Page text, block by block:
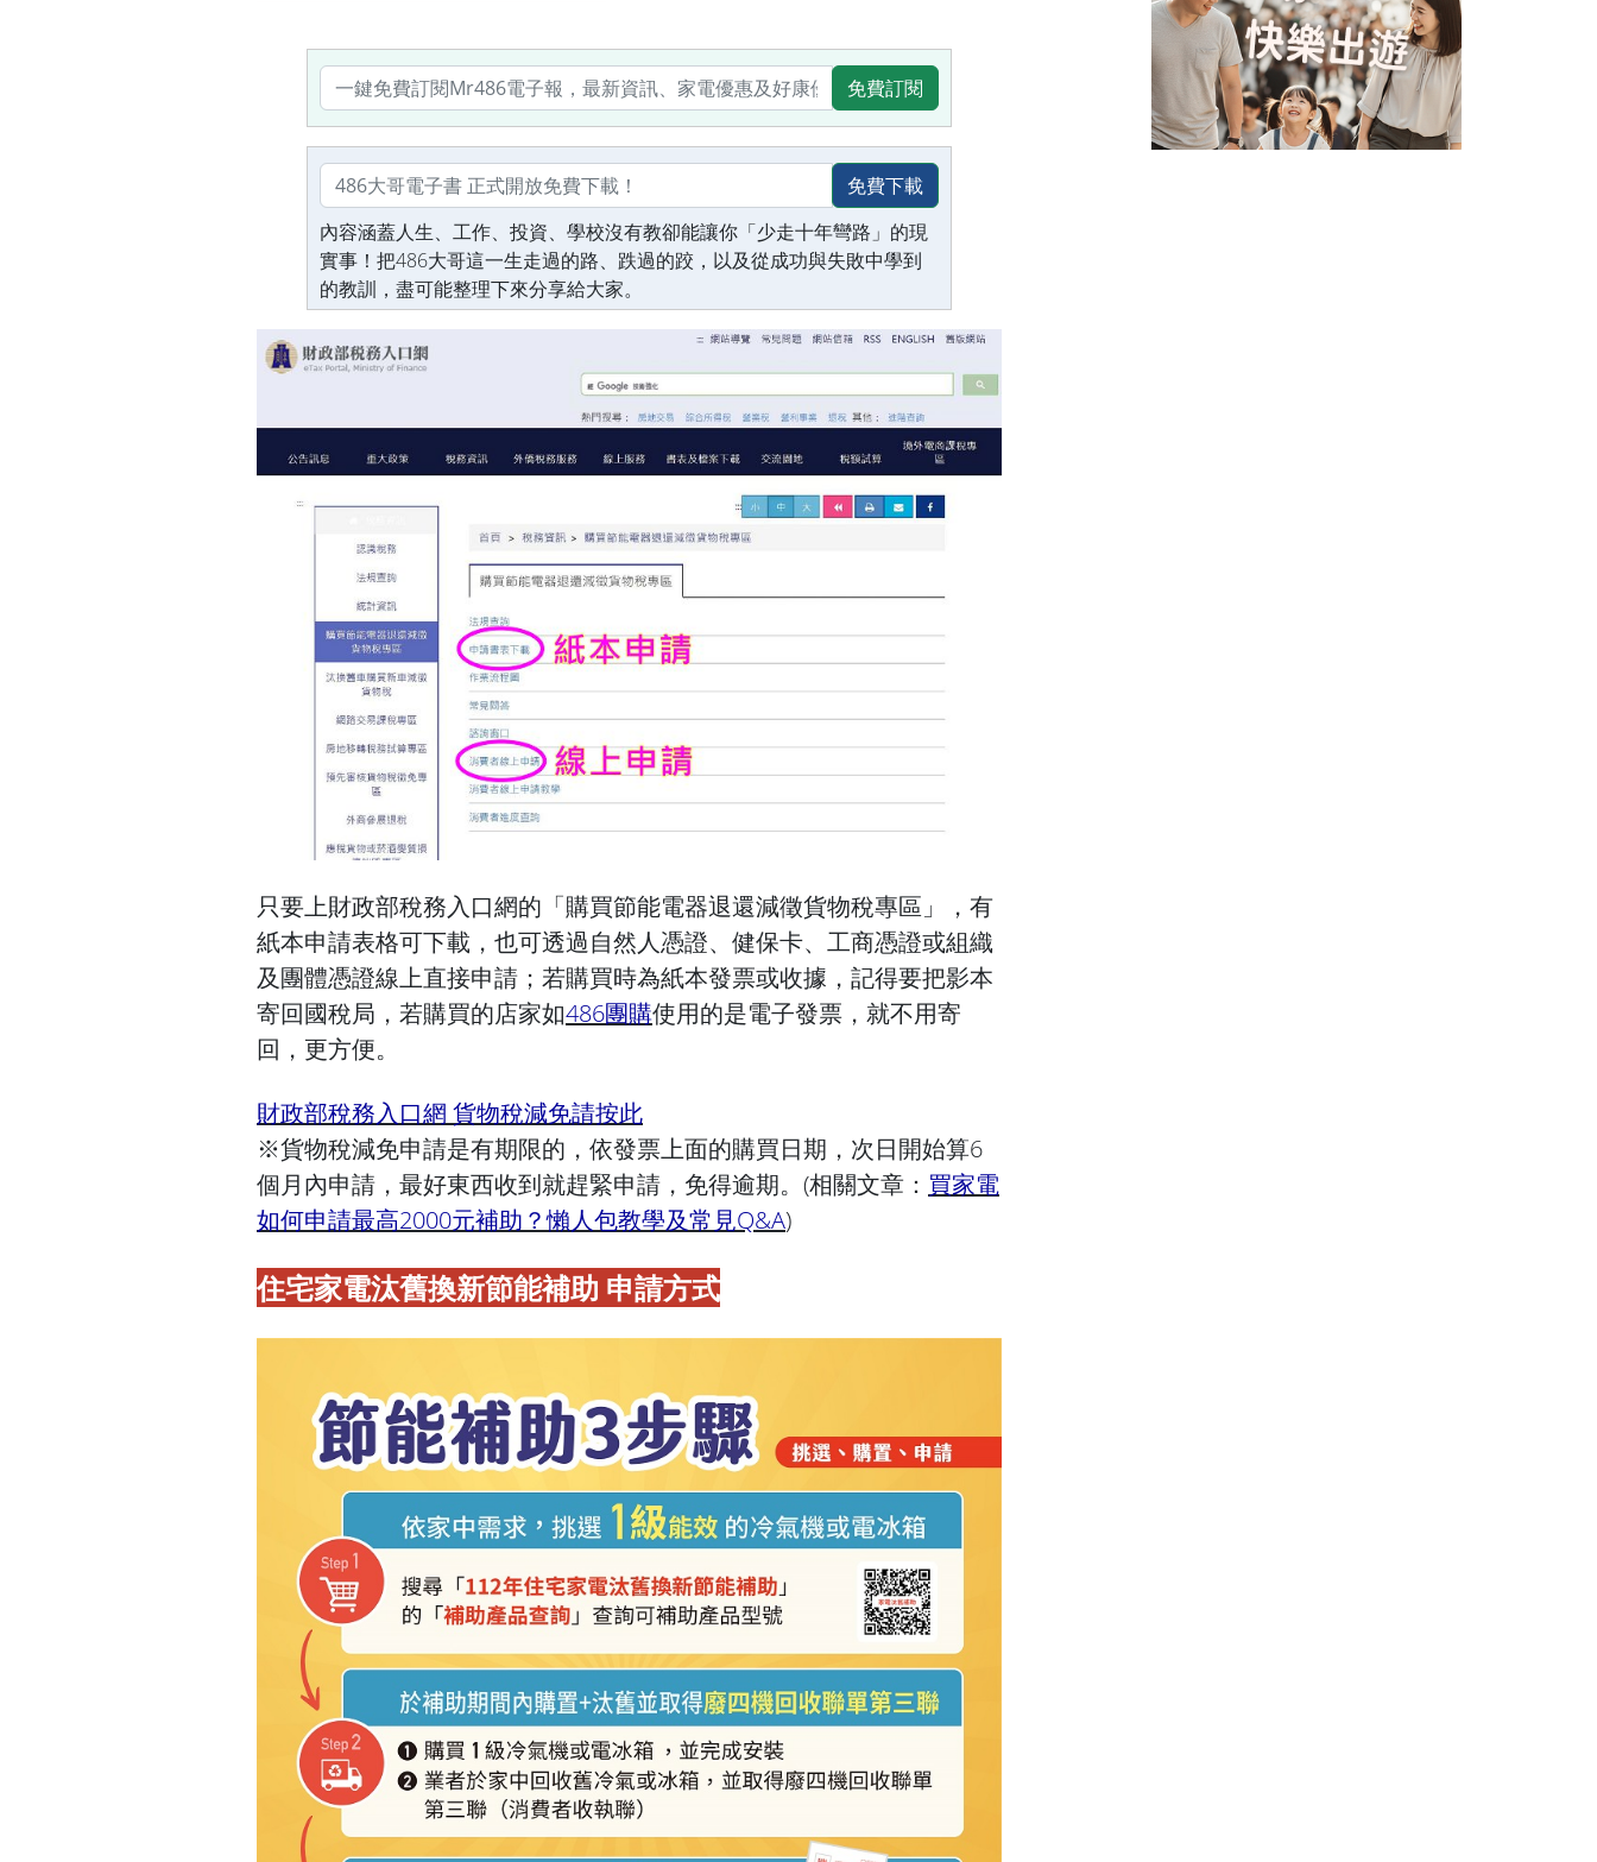
免費訂閱
免費下載
內容涵蓋人生、工作、投資、學校沒有教卻能讓你「少走十年彎路」的現
實事！把486大哥這一生走過的路、跌過的跤，以及從成功與失敗中學到
的教訓，盡可能整理下來分享給大家。
只要上財政部稅務入口網的「購買節能電器退還減徵貨物稅專區」，有
紙本申請表格可下載，也可透過自然人憑證、健保卡、工商憑證或組織
及團體憑證線上直接申請；若購買時為紙本發票或收據，記得要把影本
寄回國稅局，若購買的店家如486團購使用的是電子發票，就不用寄
回，更方便。
財政部稅務入口網 貨物稅減免請按此
※貨物稅減免申請是有期限的，依發票上面的購買日期，次日開始算6
個月內申請，最好東西收到就趕緊申請，免得逾期。(相關文章： 買家電
如何申請最高2000元補助？懶人包教學及常見Q&A)
住宅家電汰舊換新節能補助 申請方式